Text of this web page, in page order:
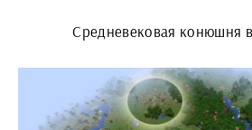
Средневековая конюшня